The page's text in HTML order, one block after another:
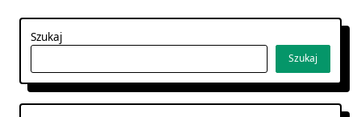
Szukaj
Szukaj